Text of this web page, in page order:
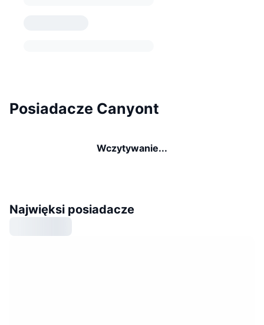
Posiadacze Canyont
Wczytywanie...
Najwięksi posiadacze